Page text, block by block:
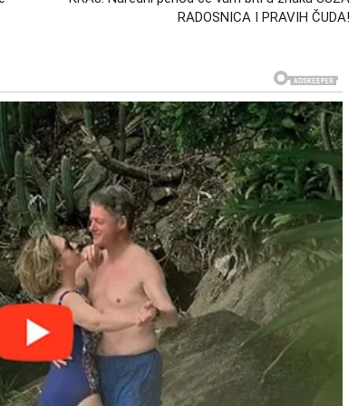
hladno i snažno, ali kada joj neko slomi
ne zaceljuje. Zato će događaji koji slede biti veoma
emocije
drugačijim stavom. Škorpiji će biti jasno da ta
Priznanje krivice dolazi iskreno, bez maski i bez
stranu.
reči. Jer upravo ono što je najviše želela da čuje
da će se ikada dogoditi.
RADOSNICA I PRAVIH ČUDA!